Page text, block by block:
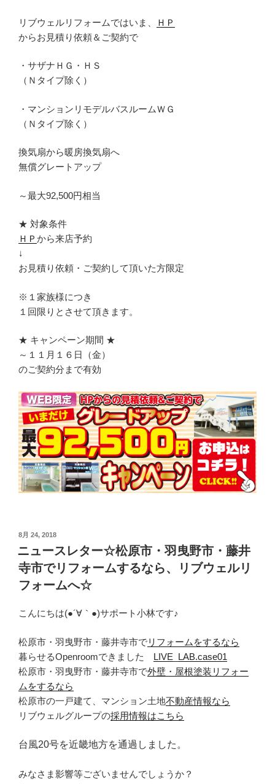
リブウェルリフォームではいま、
ＨＰ
からお見積り依頼＆ご契約で
・サザナＨＧ・ＨＳ
（Ｎタイプ除く）
・マンションリモデルバスルームＷＧ
（Ｎタイプ除く）
換気扇から暖房換気扇へ
無償グレートアップ
～最大92,500円相当
★ 対象条件
ＨＰ から来店予約
↓
お見積り依頼・ご契約して頂いた方限定
※１家族様につき
１回限りとさせて頂きます。
★ キャンペーン期間 ★
～１１月１６日（金）
のご契約分まで有効
投
日:
8月 24, 2018
ニュースレター☆松原市・羽曳野市・藤井
寺市でリフォームするなら、リブウェルリ
フォームへ☆
こんにちは(●´∀｀●)サポート小林です♪
松原市・羽曳野市・藤井寺市でリフォームをするなら
暮らせるOpenroomできました LIVE_LAB.case01
松原市・羽曳野市・藤井寺市で外壁・屋根塗装リフォー
ムをするなら
松原市の一戸建て、マンション土地不動産情報なら
リブウェルグループの採用情報はこちら
台風20号を近畿地方を通過しました。
みなさま影響等ございませんでしょうか？